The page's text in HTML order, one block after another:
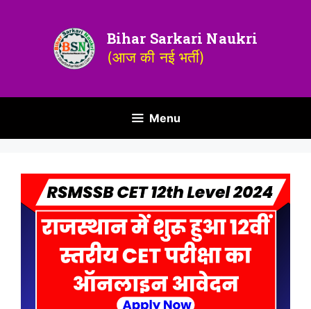
Bihar Sarkari Naukri
(आज की नई भर्ती)
Menu